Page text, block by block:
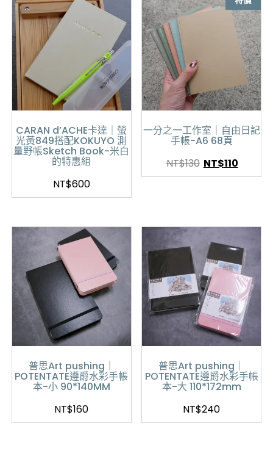
CARAN d’ACHE卡達｜螢
光黃849搭配KOKUYO 測
量野帳Sketch Book-米白
的特惠組
NT$600
一分之一工作室｜自由日記
手帳-A6 68頁
NT$130 NT$110
普思Art pushing｜
POTENTATE遵爵水彩手帳
本-小 90*140MM
NT$160
普思Art pushing｜
POTENTATE遵爵水彩手帳
本-大 110*172mm
NT$240